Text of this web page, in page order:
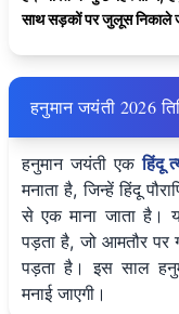
साथ सड़कों पर जुलूस निकाले
हनुमान जयंती 2026
हनुमान जयंती एकहिंदू
मनाता है, जिन्हें हिंदू
से एक माना जाता है।
पड़ता है, जो आमतौर पर
पड़ता है। इस साल
मनाई जाएगी।